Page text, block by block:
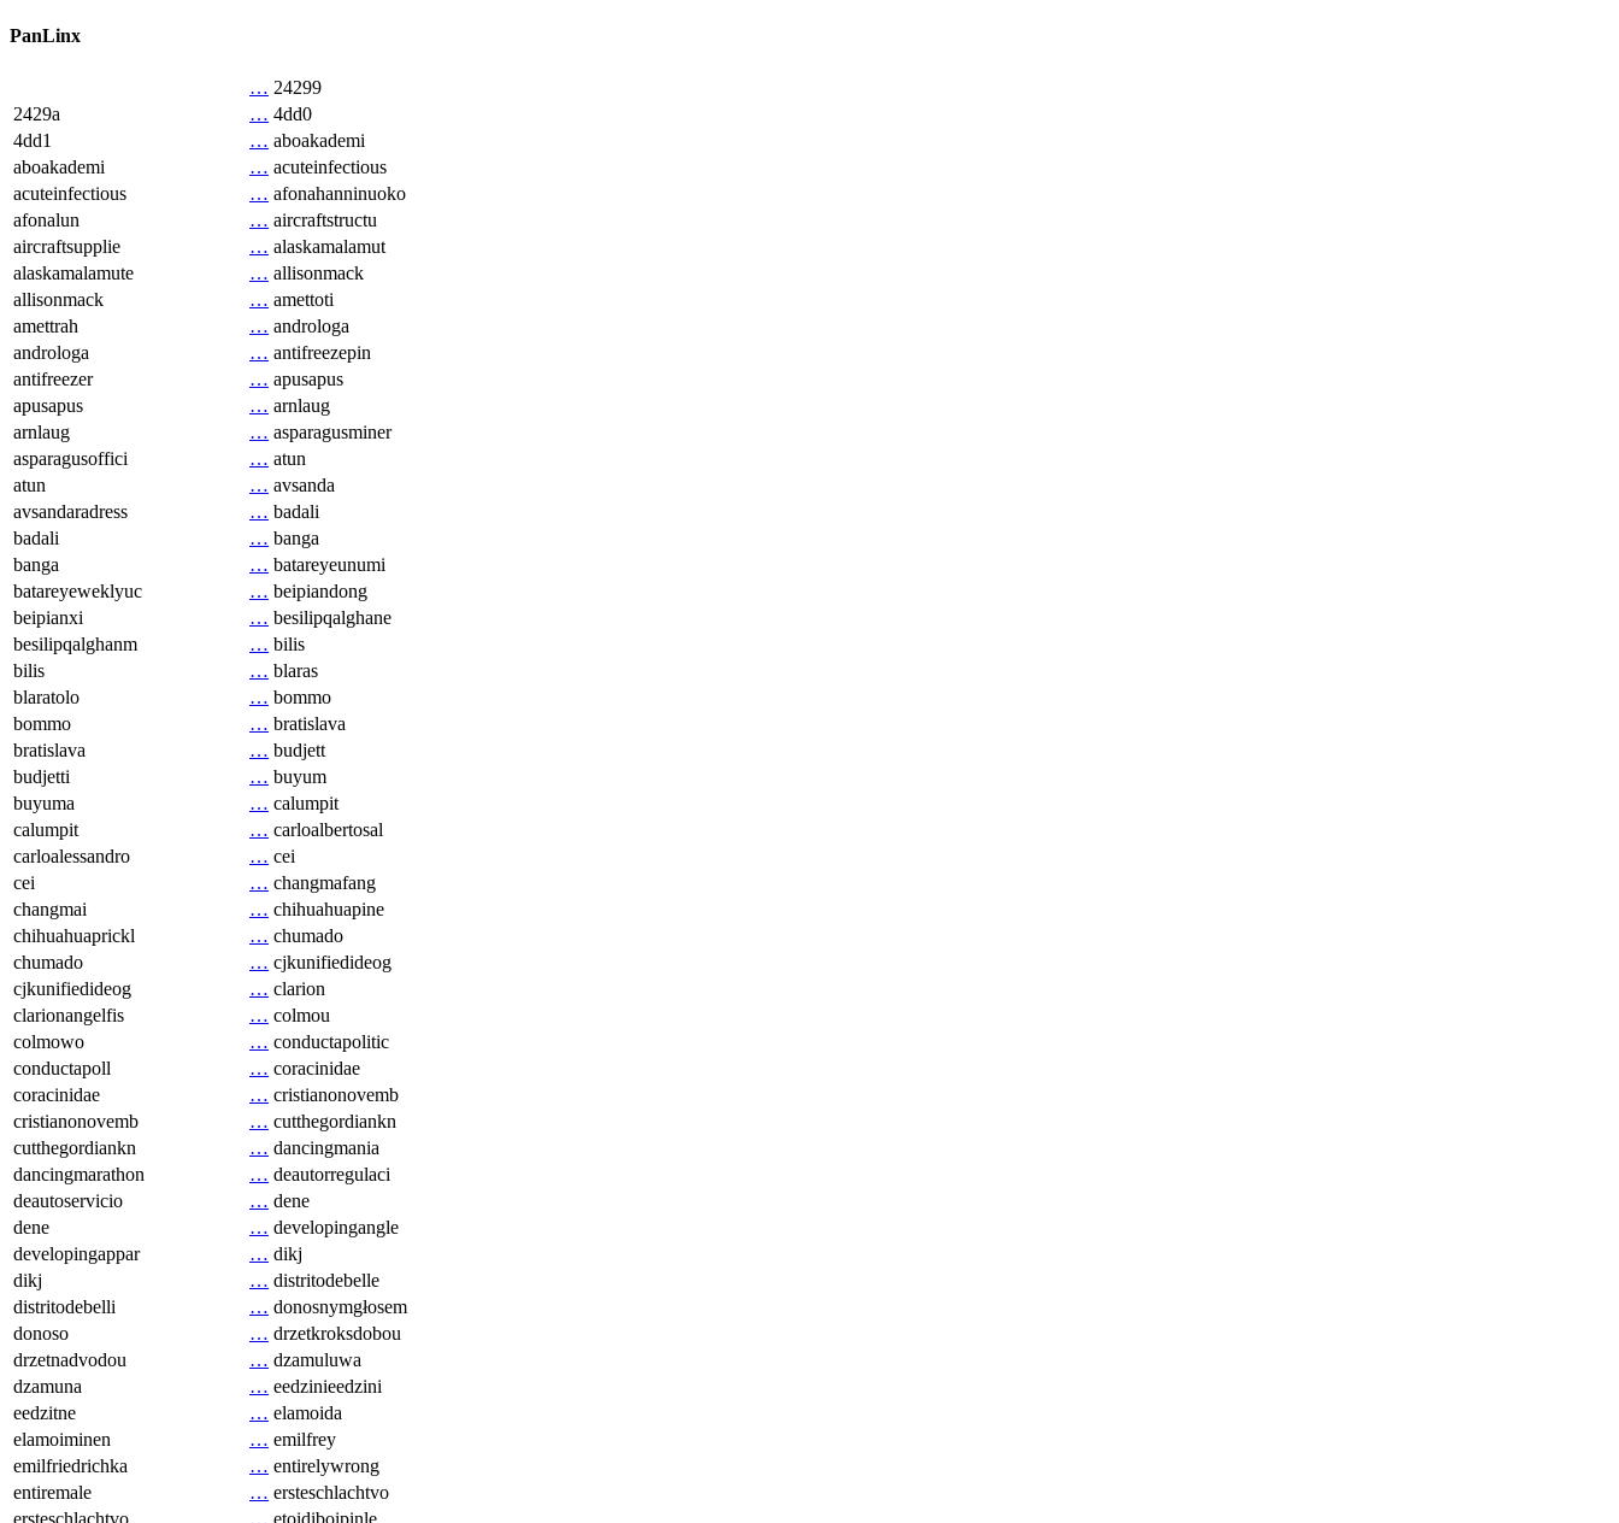
PanLinx
… 24299
2429a
… 4dd0
4dd1
… aboakademi
aboakademi
… acuteinfectious
acuteinfectious
… afonahanninuoko
afonalun
… aircraftstructu
aircraftsupplie
… alaskamalamut
alaskamalamute
… allisonmack
allisonmack
… amettoti
amettrah
… androloga
androloga
… antifreezepin
antifreezer
… apusapus
apusapus
… arnlaug
arnlaug
… asparagusminer
asparagusoffici
… atun
atun
… avsanda
avsandaradress
… badali
badali
… banga
banga
… batareyeunumi
batareyeweklyuc
… beipiandong
beipianxi
… besilipqalghane
besilipqalghanm
… bilis
bilis
… blaras
blaratolo
… bommo
bommo
… bratislava
bratislava
… budjett
budjetti
… buyum
buyuma
… calumpit
calumpit
… carloalbertosal
carloalessandro
… cei
cei
… changmafang
changmai
… chihuahuapine
chihuahuaprickl
… chumado
chumado
… cjkunifiedideog
cjkunifiedideog
… clarion
clarionangelfis
… colmou
colmowo
… conductapolitic
conductapoll
… coracinidae
coracinidae
… cristianonovemb
cristianonovemb
… cutthegordiankn
cutthegordiankn
… dancingmania
dancingmarathon
… deautorregulaci
deautoservicio
… dene
dene
… developingangle
developingappar
… dikj
dikj
… distritodebelle
distritodebelli
… donosnymgłosem
donoso
… drzetkroksdobou
drzetnadvodou
… dzamuluwa
dzamuna
… eedzinieedzini
eedzitne
… elamoida
elamoiminen
… emilfrey
emilfriedrichka
… entirelywrong
entiremale
… ersteschlachtvo
ersteschlachtvo
… etoidiboipinle